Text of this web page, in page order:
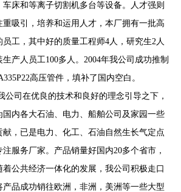
床和等离子切割机多台等设备。人才强则
吸引，培养和运用人才，本厂拥有一批高
工，其中好的质量工程师4人，研究生2人
产人员工100多人。2004年我公司成功推制
高压管件，填补了国内空白。
公司在优良的技术和良好的理念引导之下，
内各大石油、电力、船舶公司及家园一些
，已是电力、化工、石油自然生长气定点
服务厂家。产品销量好国内20多个省市，
公共经济一体化的发展，我公司积极走口
品成功销往欧洲，非洲，美洲等一些大型